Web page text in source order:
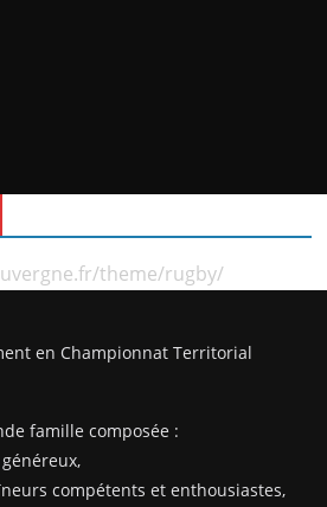
theme/rugby/
en Championnat Territorial
famille composée :
compétents et enthousiastes,